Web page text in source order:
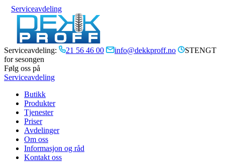
Serviceavdeling
Serviceavdeling: 21 56 46 00 info@dekkproff.no
STENGT
for sesongen
Følg oss på
Serviceavdeling
Butikk
Produkter
Tjenester
Priser
Avdelinger
Om oss
Informasjon og råd
Kontakt oss